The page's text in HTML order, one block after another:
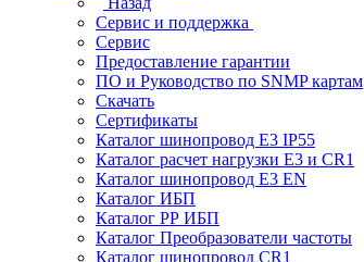
Сервис и поддержка
Сервис
Предоставление гарантии
ПО и Руководство по SNMP картам
Скачать
Сертификаты
Каталог шинопровод E3 IP55
Каталог расчет нагрузки Е3 и CR1
Каталог шинопровод E3 EN
Каталог ИБП
Каталог РР ИБП
Каталог Преобразователи частоты
Каталог шинопровод CR1